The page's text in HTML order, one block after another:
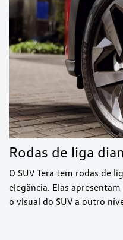
Rodas de liga
O SUV Tera tem rodas de
elegância. Elas
o visual do SUV a outro